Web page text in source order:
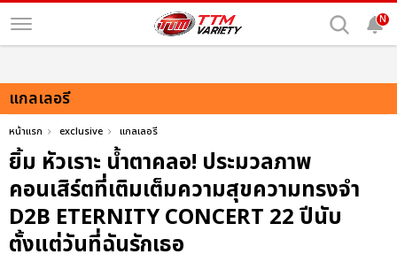
N
แกลเลอรี
หน้าแรก exclusive แกลเลอรี
ยิ้ม หัวเราะ น้ำตาคลอ! ประมวลภาพ
คอนเสิร์ตที่เติมเต็มความสุขความทรงจำ
D2B ETERNITY CONCERT 22 ปีนับ
ตั้งแต่วันที่ฉันรักเธอ